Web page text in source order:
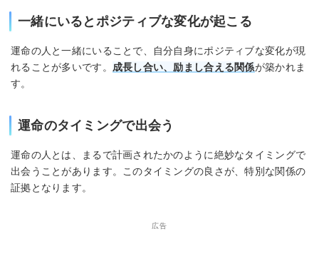
一緒にいるとポジティブな変化が起こる
運命の人と一緒にいることで、自分自身にポジティブな変化が現
れることが多いです。 成長し合い、励まし合える関係が築かれま
す。
運命のタイミングで出会う
運命の人とは、まるで計画されたかのように絶妙なタイミングで
出会うことがあります。このタイミングの良さが、特別な関係の
証拠となります。
広告